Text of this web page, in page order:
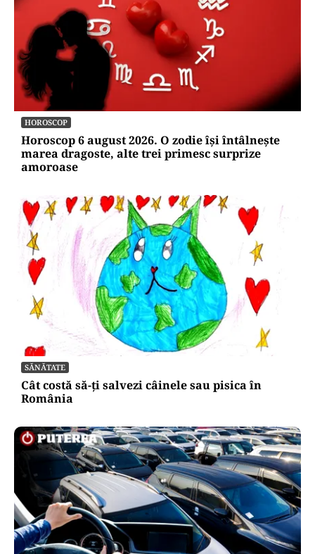
HOROSCOP
Horoscop 6 august 2026. O zodie își întâlnește
marea dragoste, alte trei primesc surprize
amoroase
SĂNĂTATE
Cât costă să-ți salvezi câinele sau pisica în
România